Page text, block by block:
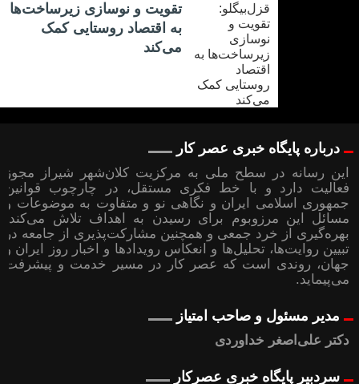
تقویت و نوسازی زیرساخت‌ها
به اقتصاد روستایی کمک
می‌کند
درباره پایگاه خبری عصر کار
این رسانه در سطح ملی به مرکزیت کلان‌شهر شیراز مجوز
فعالیت دارد و با خط فکری مستقل، در چارچوب قوانین
جمهوری اسلامی ایران و نگاهی نو و متفاوت به موضوعات ‌و
مسائل این مرزوبوم برای رسیدن به اهداف تلاش می‌کند؛
بهره‌گیری از خرد جمعی و همچنین مشارکت‌پذیری از جامعه در
تبیین روایت‌ها، تحلیل‌ها و انعکاس رویدادها و اخبار روز ایران و
جهان، روندی است که عصر کار در مسیر خدمت و پیشرفت
می‌پیماید.
مدیر مسئول و صاحب امتیاز
دکتر علی‌اصغر خداوردی
سردبیر پایگاه خبری عصرکار